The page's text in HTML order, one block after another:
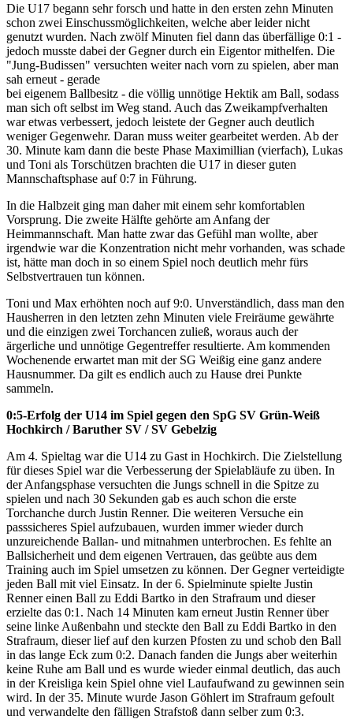
Die U17 begann sehr forsch und hatte in den ersten zehn Minuten
schon zwei Einschussmöglichkeiten, welche aber leider nicht
genutzt wurden. Nach zwölf Minuten fiel dann das überfällige 0:1 -
jedoch musste dabei der Gegner durch ein Eigentor mithelfen. Die
"Jung-Budissen" versuchten weiter nach vorn zu spielen, aber man
sah erneut - gerade
bei eigenem Ballbesitz - die völlig unnötige Hektik am Ball, sodass
man sich oft selbst im Weg stand. Auch das Zweikampfverhalten
war etwas verbessert, jedoch leistete der Gegner auch deutlich
weniger Gegenwehr. Daran muss weiter gearbeitet werden. Ab der
30. Minute kam dann die beste Phase Maximillian (vierfach), Lukas
und Toni als Torschützen brachten die U17 in dieser guten
Mannschaftsphase auf 0:7 in Führung.
In die Halbzeit ging man daher mit einem sehr komfortablen
Vorsprung. Die zweite Hälfte gehörte am Anfang der
Heimmannschaft. Man hatte zwar das Gefühl man wollte, aber
irgendwie war die Konzentration nicht mehr vorhanden, was schade
ist, hätte man doch in so einem Spiel noch deutlich mehr fürs
Selbstvertrauen tun können.
Toni und Max erhöhten noch auf 9:0. Unverständlich, dass man den
Hausherren in den letzten zehn Minuten viele Freiräume gewährte
und die einzigen zwei Torchancen zuließ, woraus auch der
ärgerliche und unnötige Gegentreffer resultierte. Am kommenden
Wochenende erwartet man mit der SG Weißig eine ganz andere
Hausnummer. Da gilt es endlich auch zu Hause drei Punkte
sammeln.
0:5-Erfolg der U14 im Spiel gegen den SpG SV Grün-Weiß
Hochkirch / Baruther SV / SV Gebelzig
Am 4. Spieltag war die U14 zu Gast in Hochkirch. Die Zielstellung
für dieses Spiel war die Verbesserung der Spielabläufe zu üben. In
der Anfangsphase versuchten die Jungs schnell in die Spitze zu
spielen und nach 30 Sekunden gab es auch schon die erste
Torchanche durch Justin Renner. Die weiteren Versuche ein
passsicheres Spiel aufzubauen, wurden immer wieder durch
unzureichende Ballan- und mitnahmen unterbrochen. Es fehlte an
Ballsicherheit und dem eigenen Vertrauen, das geübte aus dem
Training auch im Spiel umsetzen zu können. Der Gegner verteidigte
jeden Ball mit viel Einsatz. In der 6. Spielminute spielte Justin
Renner einen Ball zu Eddi Bartko in den Strafraum und dieser
erzielte das 0:1. Nach 14 Minuten kam erneut Justin Renner über
seine linke Außenbahn und steckte den Ball zu Eddi Bartko in den
Strafraum, dieser lief auf den kurzen Pfosten zu und schob den Ball
in das lange Eck zum 0:2. Danach fanden die Jungs aber weiterhin
keine Ruhe am Ball und es wurde wieder einmal deutlich, das auch
in der Kreisliga kein Spiel ohne viel Laufaufwand zu gewinnen sein
wird. In der 35. Minute wurde Jason Göhlert im Strafraum gefoult
und verwandelte den fälligen Strafstoß dann selber zum 0:3.